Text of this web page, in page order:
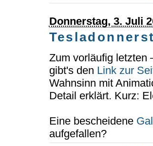
Donnerstag, 3. Juli
Zum vorläufig
gibt's den Link zur
Wahnsinn mit
Detail erklärt. Kurz:
Eine bescheidene
aufgefallen?